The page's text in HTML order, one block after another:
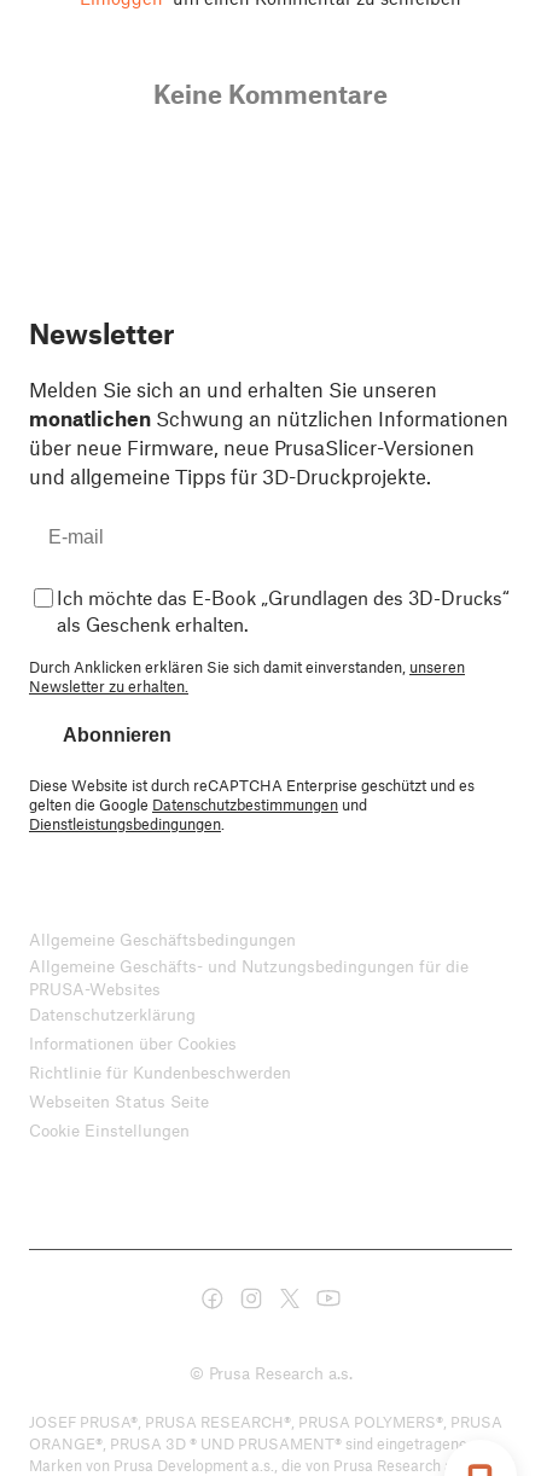
Keine Kommentare
Newsletter
Melden Sie sich an und erhalten Sie unseren
monatlichen Schwung an nützlichen Informationen
über neue Firmware, neue PrusaSlicer-Versionen
und allgemeine Tipps für 3D-Druckprojekte.
Ich möchte das E-Book „Grundlagen des 3D-Drucks“
als Geschenk erhalten.
Durch Anklicken erklären Sie sich damit einverstanden, unseren
Newsletter zu erhalten.
Abonnieren
Diese Website ist durch reCAPTCHA Enterprise geschützt und es
gelten die Google Datenschutzbestimmungen und
Dienstleistungsbedingungen
Allgemeine Geschäftsbedingungen
Allgemeine Geschäfts- und Nutzungsbedingungen für die
PRUSA-Websites
Datenschutzerklärung
Informationen über Cookies
Richtlinie für Kundenbeschwerden
Webseiten Status Seite
Cookie Einstellungen
© Prusa Research a.s.
JOSEF PRUSA®, PRUSA RESEARCH®, PRUSA POLYMERS®, PRUSA
ORANGE®, PRUSA 3D ® UND PRUSAMENT® sind eingetragene
Marken von Prusa Development a.s., die von Prusa Research a.s. unter